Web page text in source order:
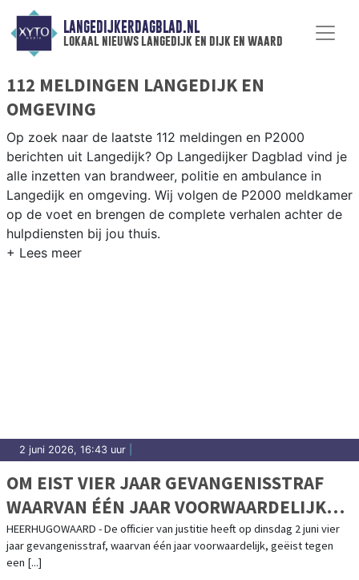
LANGEDIJKERDAGBLAD.NL
lokaal nieuws langedijk en dijk en waard
112 MELDINGEN LANGEDIJK EN
OMGEVING
Op zoek naar de laatste 112 meldingen en P2000
berichten uit Langedijk? Op Langedijker Dagblad vind je
alle inzetten van brandweer, politie en ambulance in
Langedijk en omgeving. Wij volgen de P2000 meldkamer
op de voet en brengen de complete verhalen achter de
hulpdiensten bij jou thuis.
2 juni 2026, 16:43 uur
OM EIST VIER JAAR GEVANGENISSTRAF
WAARVAN ÉÉN JAAR VOORWAARDELIJK
TEGEN VERDACHTE VEROORZAKEN
EXPLOSIE APPARTEMENTENCOMPLEX
HEERHUGOWAARD - De officier van justitie heeft op dinsdag 2 juni vier
jaar gevangenisstraf, waarvan één jaar voorwaardelijk, geëist tegen
een [...]